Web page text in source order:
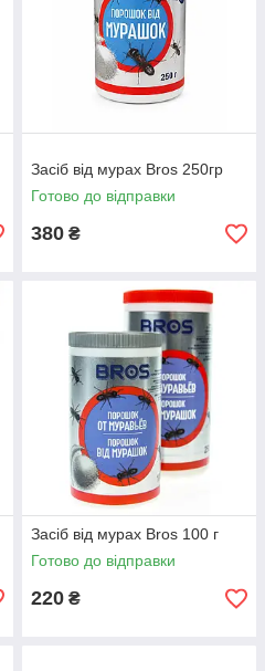
Засіб від мурах Bros 250гр
Готово до відправки
380 ₴
Засіб від мурах Bros 100 г
Готово до відправки
220 ₴